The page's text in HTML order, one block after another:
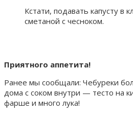
Кстати, подавать капусту в
сметаной с чесноком.
Приятного аппетита!
Ранее мы сообщали: Чебуреки
дома с соком внутри — тесто на
фарше и много лука!